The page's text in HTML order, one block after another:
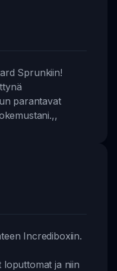
Sprunkiin!
parantavat
,,
Incrediboxiin.
loputtomat ja niin